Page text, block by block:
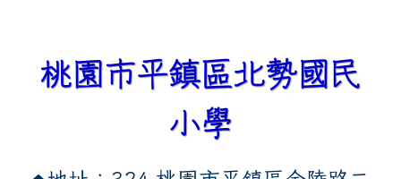
桃園市平鎮區北勢國民
小學